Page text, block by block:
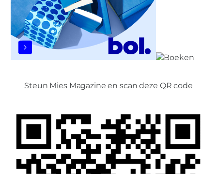
Steun Mies Magazine en scan deze QR code